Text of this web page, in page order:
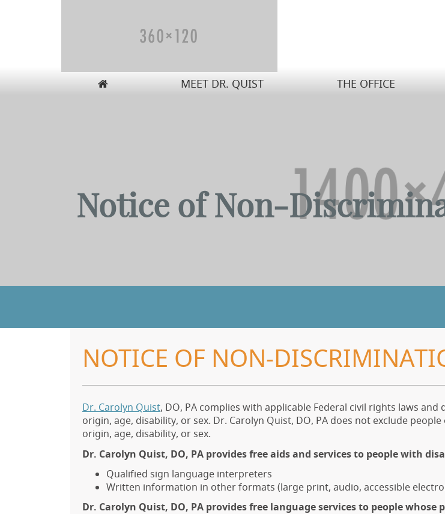
Carolyn W. Quist, DO, PA MEET DR. QUIST THE OFFICE
Notice of Non-
NOTICE OF NON-
Dr. Carolyn Quist, DO, PA complies with applicable Federal civil rights laws
origin, age, disability, or sex. Dr. Carolyn Quist, DO, PA does not exclude
origin, age, disability, or sex.
Dr. Carolyn Quist, DO, PA provides free aids and services to people with
Qualified sign language interpreters
Written information in other formats (large print, audio, accessible
Dr. Carolyn Quist, DO, PA provides free language services to people